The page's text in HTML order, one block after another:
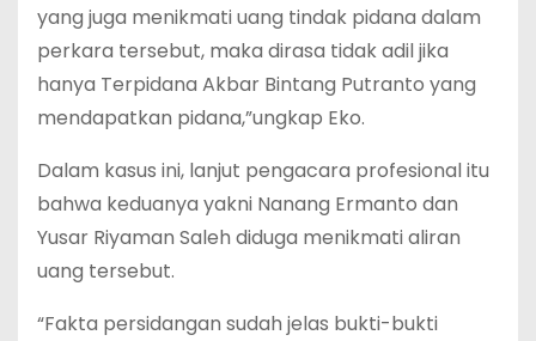
yang juga menikmati uang tindak pidana dalam
perkara tersebut, maka dirasa tidak adil jika
hanya Terpidana Akbar Bintang Putranto yang
mendapatkan pidana,”ungkap Eko.
Dalam kasus ini, lanjut pengacara profesional itu
bahwa keduanya yakni Nanang Ermanto dan
Yusar Riyaman Saleh diduga menikmati aliran
uang tersebut.
“Fakta persidangan sudah jelas bukti-bukti